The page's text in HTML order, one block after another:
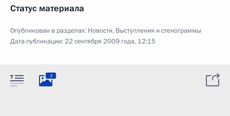
Статус материала
Опубликован в разделах: Новости, Выступления и стенограммы
Дата публикации:22 сентября 2009 года, 12:15
3